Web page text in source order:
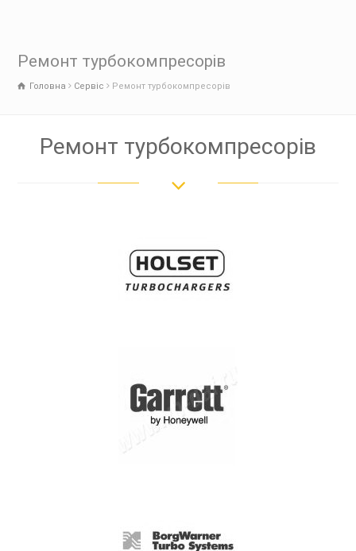
Ремонт турбокомпресорів
Головна Сервіс Ремонт турбокомпресорів
Ремонт турбокомпресорів